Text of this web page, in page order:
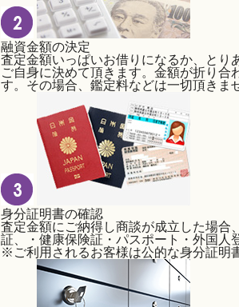
融資金額の決定
査定金額いっぱいお借りになるか、とり
ご自身に決めて頂きます。金額が折り
す。その場合、鑑定料などは一切頂きま
身分証明書の確認
査定金額にご納得し商談が成立した場合
証、・健康保険証・パスポート・外国人
※ご利用されるお客様は公的な身分証明